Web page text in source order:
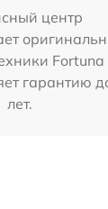
центр
Fortuna
гарантию
лет.